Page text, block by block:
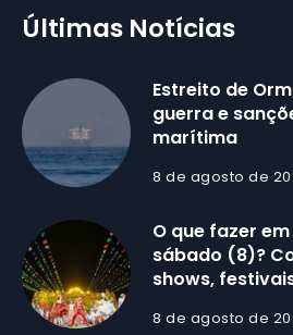
Últimas Notícias
Estreito de
guerra e
marítima
8 de agosto de
O que fazer
sábado (8)?
shows,
8 de agosto de